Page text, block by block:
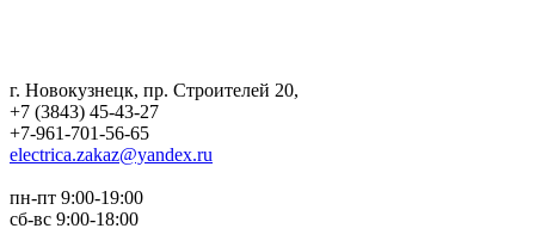
г. Новокузнецк, пр. Строителей 20,
+7 (3843) 45-43-27
+7-961-701-56-65
electrica.zakaz@yandex.ru
пн-пт 9:00-19:00
сб-вс 9:00-18:00